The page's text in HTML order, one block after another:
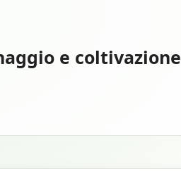
e coltivazione